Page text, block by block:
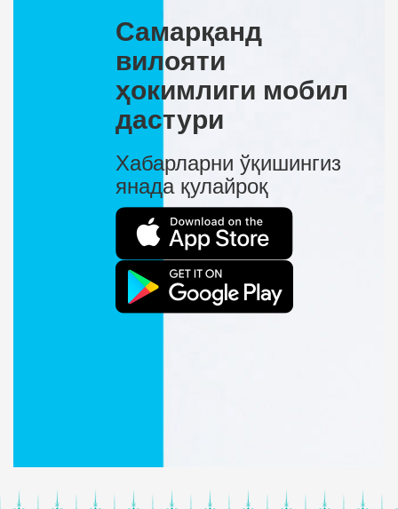
Самарқанд
вилояти
ҳокимлиги мобил
дастури
Хабарларни ўқишингиз
янада қулайроқ